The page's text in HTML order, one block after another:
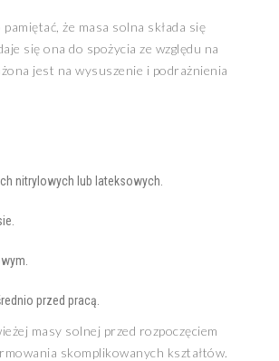
że masa solna składa się
się ona do spożycia ze względu na
jest na wysuszenie i podrażnienia
nitrylowych lub lateksowych.
przed pracą.
masy solnej przed rozpoczęciem
skomplikowanych kształtów.